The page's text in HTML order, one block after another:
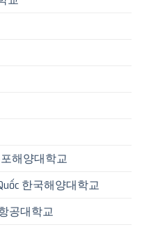
포해양대학교
한국해양대학교
공대학교